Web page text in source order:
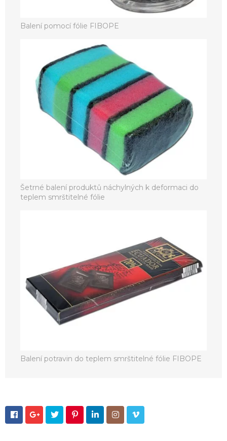
Balení pomocí fólie FIBOPE
Šetrné balení produktů náchylných k deformaci do
teplem smrštitelné fólie
Balení potravin do teplem smrštitelné fólie FIBOPE
      